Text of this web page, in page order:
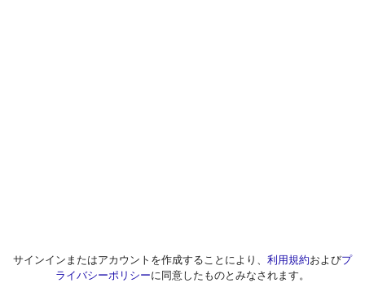
サインインまたはアカウントを作成することにより、 利用規約およびプ
ライバシーポリシーに同意したものとみなされます。